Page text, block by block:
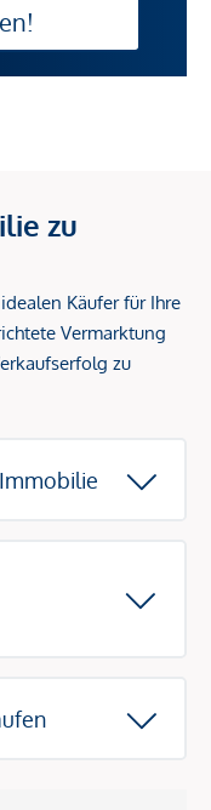
zu
Käufer für Ihre
Vermarktung
zu